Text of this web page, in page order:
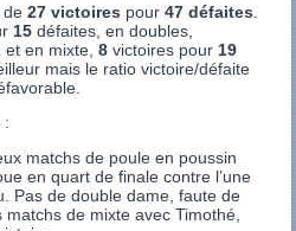
de27 victoires pour47 défaites
15 défaites, en doubles,
et en mixte,8 victoires pour 19
mais le ratio victoire/défaite
:
matchs de poule en poussin
en quart de finale contre l’une
Pas de double dame, faute de
de mixte avec Timothé,